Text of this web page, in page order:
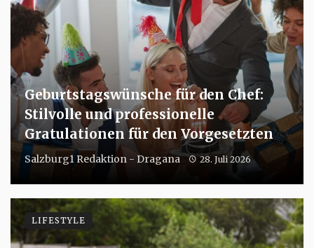
Geburtstagswünsche für den Chef:
Stilvolle und professionelle
Gratulationen für den Vorgesetzten
Salzburg1 Redaktion - Dragana 28. Juli 2026
LIFESTYLE